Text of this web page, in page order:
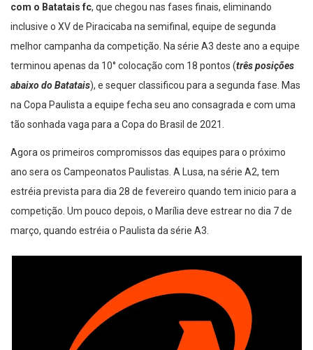
com o Batatais fc, que chegou nas fases finais, eliminando
inclusive o XV de Piracicaba na semifinal, equipe de segunda
melhor campanha da competição. Na série A3 deste ano a equipe
terminou apenas da 10° colocação com 18 pontos (três posições
abaixo do Batatais), e sequer classificou para a segunda fase. Mas
na Copa Paulista a equipe fecha seu ano consagrada e com uma
tão sonhada vaga para a Copa do Brasil de 2021.
Agora os primeiros compromissos das equipes para o próximo
ano sera os Campeonatos Paulistas. A Lusa, na série A2, tem
estréia prevista para dia 28 de fevereiro quando tem inicio para a
competição. Um pouco depois, o Marília deve estrear no dia 7 de
março, quando estréia o Paulista da série A3.